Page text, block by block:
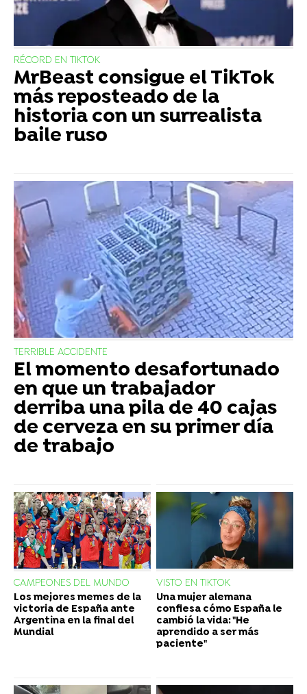
RÉCORD EN TIKTOK
MrBeast consigue el TikTok
más reposteado de la
historia con un surrealista
baile ruso
TERRIBLE ACCIDENTE
El momento desafortunado
en que un trabajador
derriba una pila de 40 cajas
de cerveza en su primer día
de trabajo
CAMPEONES DEL MUNDO
Los mejores memes de la
victoria de España ante
Argentina en la final del
Mundial
VISTO EN TIKTOK
Una mujer alemana
confiesa cómo España le
cambió la vida: "He
aprendido a ser más
paciente"